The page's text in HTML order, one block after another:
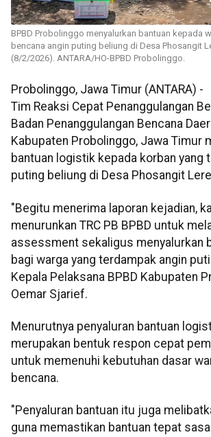
BPBD Probolinggo menyalurkan bantuan kepada
bencana angin puting beliung di Desa Phosangit
(8/2/2026). ANTARA/HO-BPBD Probolinggo.
Probolinggo, Jawa Timur (ANTARA) -
Tim Reaksi Cepat Penanggulangan
Badan Penanggulangan Bencana
Kabupaten Probolinggo, Jawa Timur
bantuan logistik kepada korban yang
puting beliung di Desa Phosangit
"Begitu menerima laporan kejadian,
menurunkan TRC PB BPBD untuk
assessment sekaligus menyalurkan
bagi warga yang terdampak angin
Kepala Pelaksana BPBD Kabupaten
Oemar Sjarief.
Menurutnya penyaluran bantuan
merupakan bentuk respon cepat
untuk memenuhi kebutuhan dasar
bencana.
"Penyaluran bantuan itu juga
guna memastikan bantuan tepat